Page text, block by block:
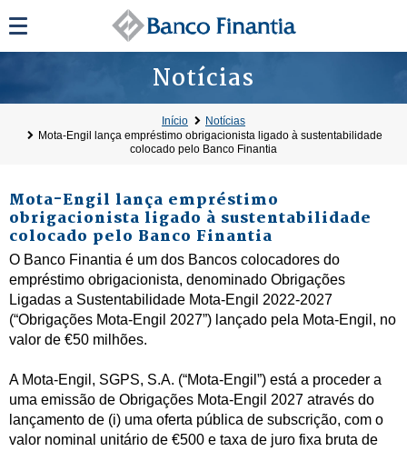
Notícias
Início
Notícias
Mota-Engil lança empréstimo obrigacionista ligado à sustentabilidade
colocado pelo Banco Finantia
Mota-Engil lança empréstimo
obrigacionista ligado à sustentabilidade
colocado pelo Banco Finantia
O Banco Finantia é um dos Bancos colocadores do
empréstimo obrigacionista, denominado Obrigações
Ligadas a Sustentabilidade Mota-Engil 2022-2027
(“Obrigações Mota-Engil 2027”) lançado pela Mota-Engil, no
valor de €50 milhões.
A Mota-Engil, SGPS, S.A. (“Mota-Engil”) está a proceder a
uma emissão de Obrigações Mota-Engil 2027 através do
lançamento de (i) uma oferta pública de subscrição, com o
valor nominal unitário de €500 e taxa de juro fixa bruta de